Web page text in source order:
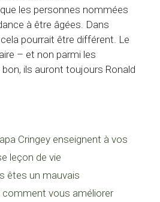
les personnes nommées
à être âgées. Dans
pourrait être différent. Le
– et non parmi les
ils auront toujours Ronald
Cringey enseignent à vos
leçon de vie
êtes un mauvais
vous améliorer